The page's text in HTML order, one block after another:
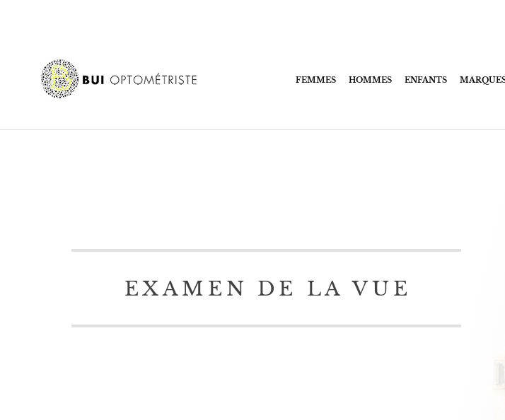
FEMMES HOMMES ENFANTS
EXAMEN DE LA VUE